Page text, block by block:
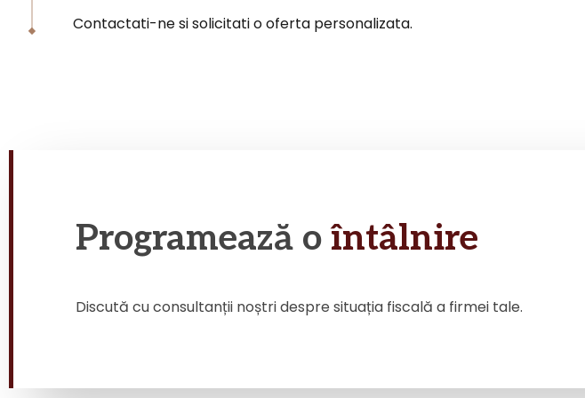
Contactati-ne si solicitati o oferta personalizata.
Programează oîntâlnire
Discută cu consultanții noștri despre situația fiscală a firmei tale.